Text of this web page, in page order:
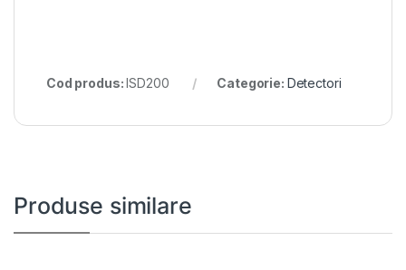
Cod produs:ISD200 Categorie: Detectori
Produse similare